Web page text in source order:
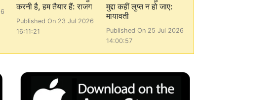
करनी है, हम तैयार हैं: राजग
Published On 23 Jul 2026
16:11:21
मुद्दा कहीं लुप्त न हो जाए:
मायावती
Published On 25 Jul 2026
14:00:57